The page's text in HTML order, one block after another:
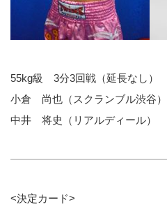
55kg級 3分3回戦（延長なし）
小倉 尚也（スクランブル渋谷）
中井 将史（リアルディール）
<決定カード>